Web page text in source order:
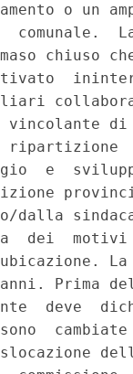
o un
chiuso
di
ripartizione
e
dalla
dei
La
Prima
deve